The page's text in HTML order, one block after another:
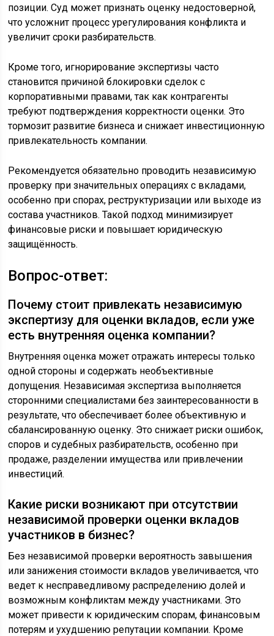
позиции. Суд может признать оценку недостоверной,
что усложнит процесс урегулирования конфликта и
увеличит сроки разбирательств.
Кроме того, игнорирование экспертизы часто
становится причиной блокировки сделок с
корпоративными правами, так как контрагенты
требуют подтверждения корректности оценки. Это
тормозит развитие бизнеса и снижает инвестиционную
привлекательность компании.
Рекомендуется обязательно проводить независимую
проверку при значительных операциях с вкладами,
особенно при спорах, реструктуризации или выходе из
состава участников. Такой подход минимизирует
финансовые риски и повышает юридическую
защищённость.
Вопрос-ответ:
Почему стоит привлекать независимую
экспертизу для оценки вкладов, если уже
есть внутренняя оценка компании?
Внутренняя оценка может отражать интересы только
одной стороны и содержать необъективные
допущения. Независимая экспертиза выполняется
сторонними специалистами без заинтересованности в
результате, что обеспечивает более объективную и
сбалансированную оценку. Это снижает риски ошибок,
споров и судебных разбирательств, особенно при
продаже, разделении имущества или привлечении
инвестиций.
Какие риски возникают при отсутствии
независимой проверки оценки вкладов
участников в бизнес?
Без независимой проверки вероятность завышения
или занижения стоимости вкладов увеличивается, что
ведет к несправедливому распределению долей и
возможным конфликтам между участниками. Это
может привести к юридическим спорам, финансовым
потерям и ухудшению репутации компании. Кроме